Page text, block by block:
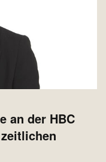
an der HBC